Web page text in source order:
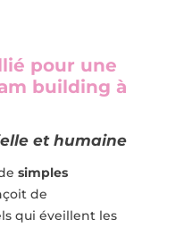
pour une
building à
et humaine
simples
de
qui éveillent les